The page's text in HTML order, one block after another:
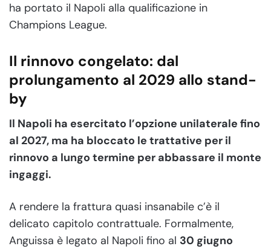
ha portato il Napoli alla qualificazione in
Champions League.
Il rinnovo congelato: dal
prolungamento al 2029 allo stand-
by
Il Napoli ha esercitato l’opzione unilaterale fino
al 2027, ma ha bloccato le trattative per il
rinnovo a lungo termine per abbassare il monte
ingaggi.
A rendere la frattura quasi insanabile c’è il
delicato capitolo contrattuale. Formalmente,
Anguissa è legato al Napoli fino al 30 giugno